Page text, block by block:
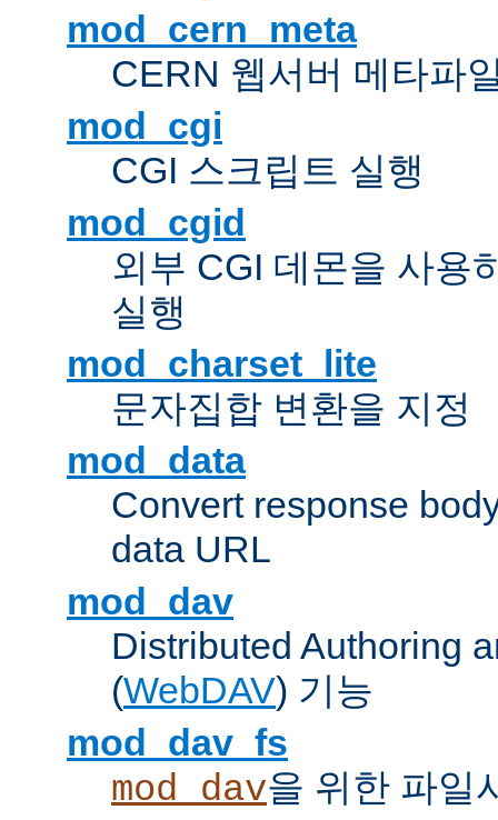
mod_cern_meta
CERN 웹서버 메타파
mod_cgi
CGI 스크립트 실행
mod_cgid
외부 CGI 데몬을 사용
실행
mod_charset_lite
문자집합 변환을 지정
mod_data
Convert response
data URL
mod_dav
Distributed Authoring
(WebDAV) 기능
mod_dav_fs
mod_dav을 위한 파일